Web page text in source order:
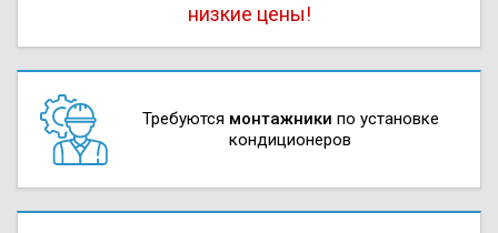
низкие цены!
Требуются монтажники по установке
кондиционеров